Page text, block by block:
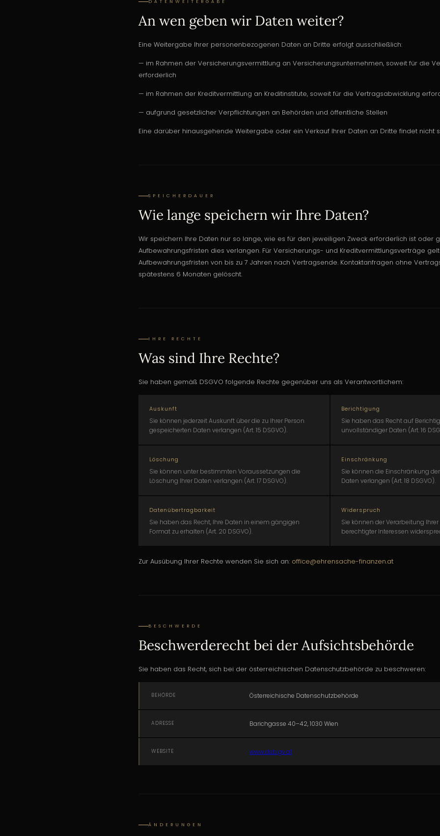
DATENWEITERGABE
An wen geben wir Daten weiter?
Eine Weitergabe Ihrer personenbezogenen Daten an Dritte erfolgt ausschließlich:
— im Rahmen der Versicherungsvermittlung an Versicherungsunternehmen, soweit für die
erforderlich
— im Rahmen der Kreditvermittlung an Kreditinstitute, soweit für die Vertragsabwicklung
— aufgrund gesetzlicher Verpflichtungen an Behörden und öffentliche Stellen
Eine darüber hinausgehende Weitergabe oder ein Verkauf Ihrer Daten an Dritte findet nicht
SPEICHERDAUER
Wie lange speichern wir Ihre Daten?
Wir speichern Ihre Daten nur so lange, wie es für den jeweiligen Zweck erforderlich ist oder
Aufbewahrungsfristen dies verlangen. Für Versicherungs- und Kreditvermittlungsverträge
Aufbewahrungsfristen von bis zu 7 Jahren nach Vertragsende. Kontaktanfragen ohne
spätestens 6 Monaten gelöscht.
IHRE RECHTE
Was sind Ihre Rechte?
Sie haben gemäß DSGVO folgende Rechte gegenüber uns als Verantwortlichem:
Auskunft
Sie können jederzeit Auskunft über die zu Ihrer Person
gespeicherten Daten verlangen (Art. 15 DSGVO).
Berichtigung
Sie haben das Recht auf
unvollständiger Daten (Art. 16
Löschung
Sie können unter bestimmten Voraussetzungen die
Löschung Ihrer Daten verlangen (Art. 17 DSGVO).
Einschränkung
Sie können die Einschränkung
Daten verlangen (Art. 18 DSGVO).
Datenübertragbarkeit
Sie haben das Recht, Ihre Daten in einem gängigen
Format zu erhalten (Art. 20 DSGVO).
Widerspruch
Sie können der Verarbeitung
berechtigter Interessen
Zur Ausübung Ihrer Rechte wenden Sie sich an: office@ehrensache-finanzen.at
BESCHWERDE
Beschwerderecht bei der Aufsichtsbehörde
Sie haben das Recht, sich bei der österreichischen Datenschutzbehörde zu beschweren:
BEHÖRDE Österreichische Datenschutzbehörde
ADRESSE Barichgasse 40–42, 1030 Wien
WEBSITE www.dsb.gv.at
ÄNDERUNGEN